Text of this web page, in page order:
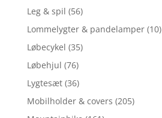
Leg & spil (56)
Lommelygter & pandelamper (10)
Løbecykel (35)
Løbehjul (76)
Lygtesæt (36)
Mobilholder & covers (205)